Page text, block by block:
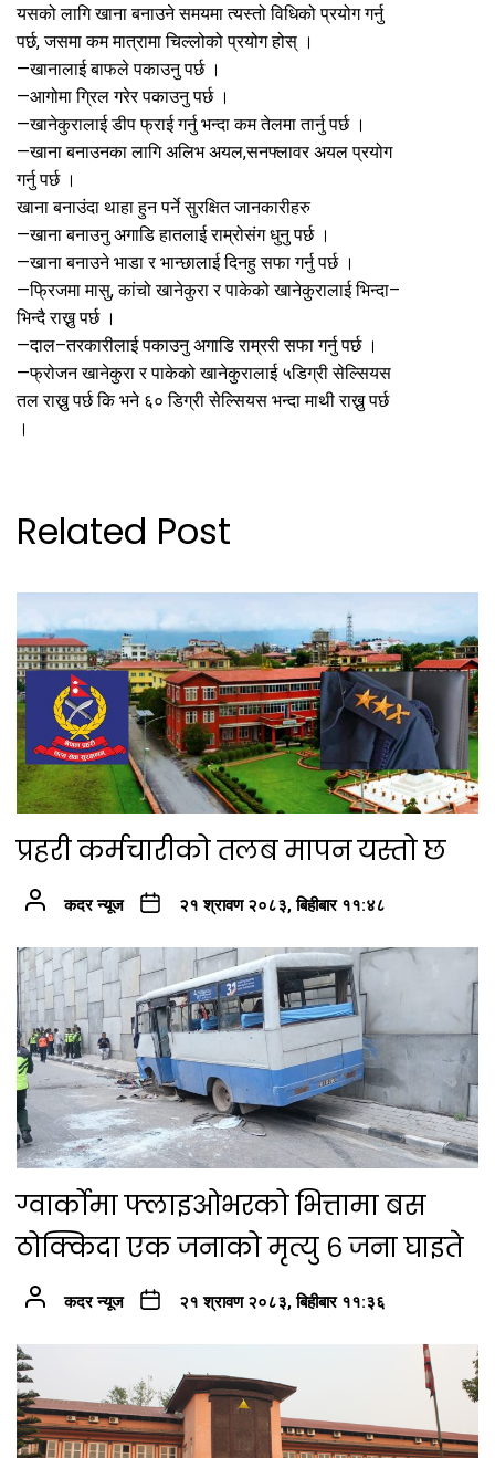
यसको लागि खाना बनाउने समयमा त्यस्तो विधिको प्रयोग गर्नु
पर्छ, जसमा कम मात्रामा चिल्लोको प्रयोग होस् ।
—खानालाई बाफले पकाउनु पर्छ ।
—आगोमा ग्रिल गरेर पकाउनु पर्छ ।
—खानेकुरालाई डीप फ्राई गर्नु भन्दा कम तेलमा तार्नु पर्छ ।
—खाना बनाउनका लागि अलिभ अयल,सनफ्लावर अयल प्रयोग
गर्नु पर्छ ।
खाना बनाउंदा थाहा हुन पर्ने सुरक्षित जानकारीहरु
—खाना बनाउनु अगाडि हातलाई राम्रोसंग धुनु पर्छ ।
—खाना बनाउने भाडा र भान्छालाई दिनहु सफा गर्नु पर्छ ।
—फ्रिजमा मासु, कांचो खानेकुरा र पाकेको खानेकुरालाई भिन्दा–
भिन्दै राख्नु पर्छ ।
—दाल–तरकारीलाई पकाउनु अगाडि राम्ररी सफा गर्नु पर्छ ।
—फ्रोजन खानेकुरा र पाकेको खानेकुरालाई ५डिग्री सेल्सियस
तल राख्नु पर्छ कि भने ६० डिग्री सेल्सियस भन्दा माथी राख्नु पर्छ
।
Related Post
प्रहरी कर्मचारीको तलब मापन यस्तो छ
कदर न्यूज २१ श्रावण २०८३, बिहीबार ११:४८
ग्वार्कोमा फ्लाइओभरको भित्तामा बस
ठोक्किदा एक जनाको मृत्यु ६ जना घाइते
कदर न्यूज २१ श्रावण २०८३, बिहीबार ११:३६